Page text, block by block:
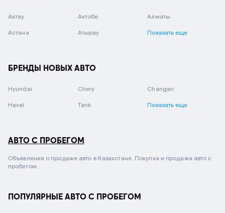
Актау Актобе Алматы
Астана Атырау Показать еще
БРЕНДЫ НОВЫХ АВТО
Hyundai Chery Changan
Haval Tank Показать еще
АВТО С ПРОБЕГОМ
Объявления о продаже авто в Казахстане. Покупка и продажа авто с
пробегом.
ПОПУЛЯРНЫЕ АВТО С ПРОБЕГОМ